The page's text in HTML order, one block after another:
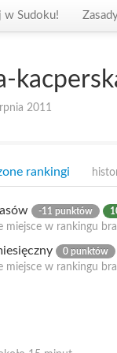
w Sudoku!
2011
rankingi
-11 punktów
miejsce w rankingu
0 punktów
miejsce w rankingu